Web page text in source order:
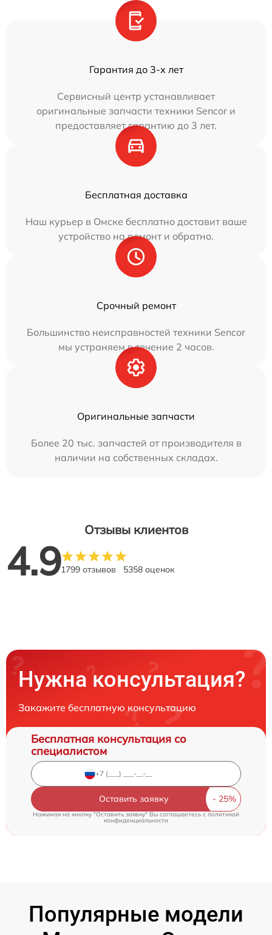
Гарантия до 3-х лет
Сервисный центр устанавливает
оригинальные запчасти техники Sencor и
предоставляет гарантию до 3 лет.
Бесплатная доставка
Наш курьер в Омске бесплатно доставит ваше
устройство на ремонт и обратно.
Срочный ремонт
Большинство неисправностей техники Sencor
мы устраняем в течение 2 часов.
Оригинальные запчасти
Более 20 тыс. запчастей от производителя в
наличии на собственных складах.
Отзывы клиентов
4.91799 отзывов 5358 оценок
Нужна консультация?
Закажите бесплатную консультацию
Бесплатная консультация со
специалистом
Оставить заявку
Нажимая на кнопку "Оставить заявку" Вы соглашаетесь cполитикой
конфиденциальности
Популярные модели